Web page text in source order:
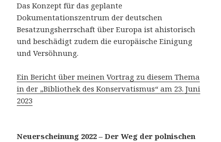
Das Konzept für das geplante
Dokumentationszentrum der deutschen
Besatzungsherrschaft über Europa ist ahistorisch
und beschädigt zudem die europäische Einigung
und Versöhnung.
Ein Bericht über meinen Vortrag zu diesem Thema
in der „Bibliothek des Konservatismus“ am 23. Juni
2023
Neuerscheinung 2022 – Der Weg der polnischen